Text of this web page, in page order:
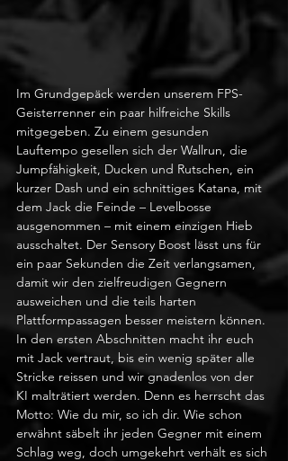
Im Grundgepäck werden unserem FPS-
Geisterrenner ein paar hilfreiche Skills
mitgegeben. Zu einem gesunden
Lauftempo gesellen sich der Wallrun, die
Jumpfähigkeit, Ducken und Rutschen, ein
kurzer Dash und ein schnittiges Katana, mit
dem Jack die Feinde – Levelbosse
ausgenommen – mit einem einzigen Hieb
ausschaltet. Der Sensory Boost lässt uns für
ein paar Sekunden die Zeit verlangsamen,
damit wir den zielfreudigen Gegnern
ausweichen und die teils harten
Plattformpassagen besser meistern können.
In den ersten Abschnitten macht ihr euch
mit Jack vertraut, bis ein wenig später alle
Stricke reissen und wir gnadenlos von der
KI malträtiert werden. Denn es herrscht das
Motto: Wie du mir, so ich dir. Wie schon
erwähnt säbelt ihr jeden Gegner mit einem
Schlag weg, doch umgekehrt verhält es sich